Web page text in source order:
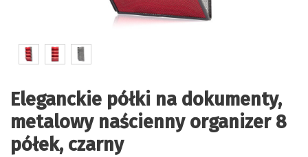
Eleganckie półki na dokumenty,
metalowy naścienny organizer 8
półek, czarny